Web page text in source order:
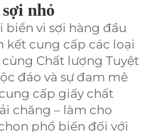
nhỏ
biển vi sợi hàng đầu
kết cung cấp các loại
Chất lượng Tuyệt
đáo và sự đam mê
cấp giấy chất
chăng – làm cho
phổ biến đối với